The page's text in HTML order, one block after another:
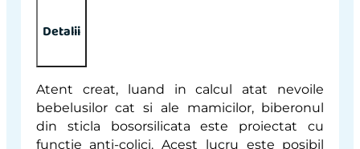
Detalii
Atent creat, luand in calcul atat nevoile
bebelusilor cat si ale mamicilor, biberonul
din sticla bosorsilicata este proiectat cu
functie anti-colici. Acest lucru este posibil